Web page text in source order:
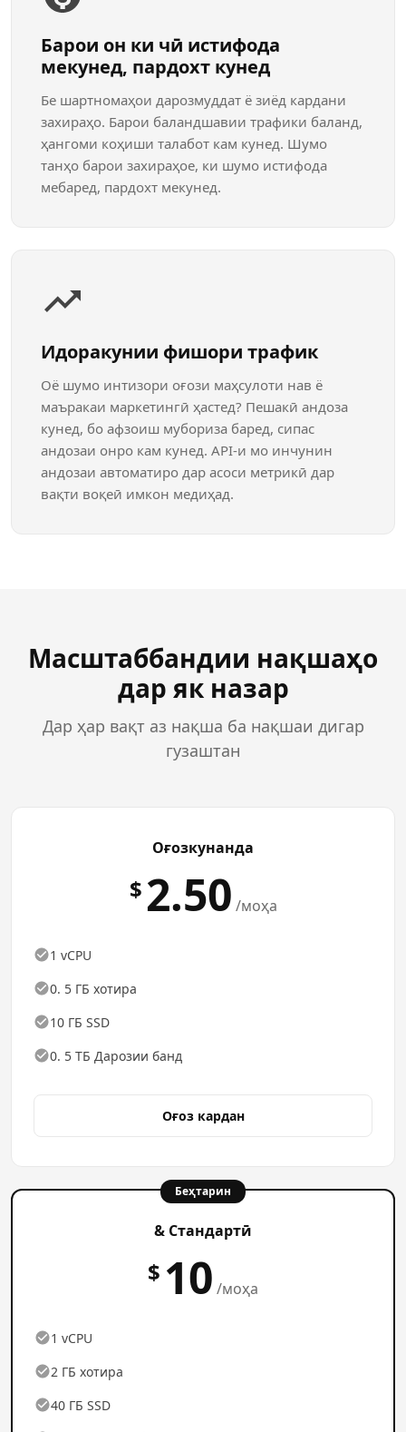
Барои он ки чӣ истифода
мекунед, пардохт кунед
Бе шартномаҳои дарозмуддат ё зиёд кардани
захираҳо. Барои баландшавии трафики баланд,
ҳангоми коҳиши талабот кам кунед. Шумо
танҳо барои захираҳое, ки шумо истифода
мебаред, пардохт мекунед.
Идоракунии фишори трафик
Оё шумо интизори оғози маҳсулоти нав ё
маъракаи маркетингӣ ҳастед? Пешакӣ андоза
кунед, бо афзоиш мубориза баред, сипас
андозаи онро кам кунед. API-и мо инчунин
андозаи автоматиро дар асоси метрикӣ дар
вақти воқеӣ имкон медиҳад.
Масштаббандии нақшаҳо
дар як назар
Дар ҳар вақт аз нақша ба нақшаи дигар
гузаштан
Оғозкунанда
$ 2.50 /моҳа
1 vCPU
0. 5 ГБ хотира
10 ГБ SSD
0. 5 ТБ Дарозии банд
Оғоз кардан
Беҳтарин
& Стандартӣ
$ 10 /моҳа
1 vCPU
2 ГБ хотира
40 ГБ SSD